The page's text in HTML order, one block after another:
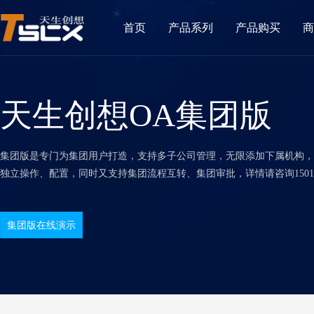
首页 产品系列 产品购买
天生创想OA集团版
集团版是专门为集团用户打造，支持多子公司管理，无限添加下属机构
独立操作、配置，同时又支持集团流程互转、集团审批，详情请咨询
集团版在线演示